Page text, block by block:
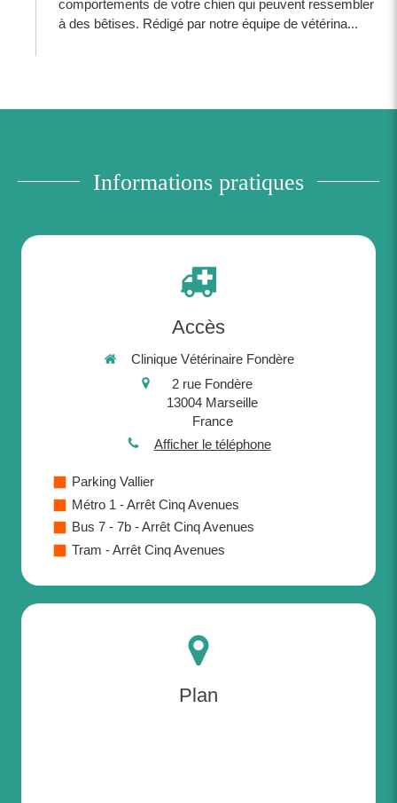
comportements de votre chien qui peuvent ressembler
à des bêtises. Rédigé par notre équipe de vétérina...
Informations pratiques
Accès
Clinique Vétérinaire Fondère
2 rue Fondère
13004 Marseille
France
Afficher le téléphone
Parking Vallier
Métro 1 - Arrêt Cinq Avenues
Bus 7 - 7b - Arrêt Cinq Avenues
Tram - Arrêt Cinq Avenues
Plan